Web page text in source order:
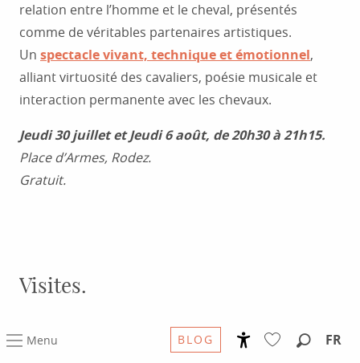
Menu BLOG FR
relation entre l’homme et le cheval, présentés
comme de véritables partenaires artistiques.
Un spectacle vivant, technique et émotionnel,
alliant virtuosité des cavaliers, poésie musicale et
interaction permanente avec les chevaux.
Jeudi 30 juillet et Jeudi 6 août, de 20h30 à 21h15.
Place d’Armes, Rodez.
Gratuit.
Visites.
La cathédrale et le chantier de restauration